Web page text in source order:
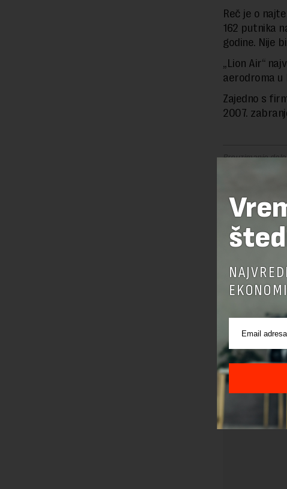
Reč je o
162 putnika
godine. Nije
„Lion Air“
aerodroma u
Zajedno s
2007.
Preuzimanje
OSTAVITE
Pre slanja
korišćenja
Sajt je